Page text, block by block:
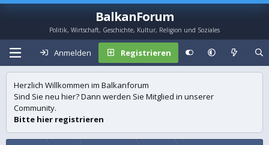
BalkanForum
Politik, Wirtschaft, Geschichte, Kultur, Religion und Soziales
Anmelden Registrieren
Herzlich Willkommen im Balkanforum
Sind Sie neu hier? Dann werden Sie Mitglied in unserer
Community.
Bitte hier registrieren